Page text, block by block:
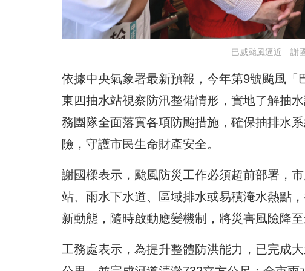
巴威颱風逼近 謝
依據中央氣象署最新預報，今年第9號颱風
東四抽水站視察防汛整備情形，實地了解抽
務團隊全面落實各項防颱措施，確保抽排水
險，守護市民生命財產安全。
謝國樑表示，颱風防災工作必須超前部署，
站、雨水下水道、區域排水或易積淹水熱點
新動態，隨時啟動應變機制，將災害風險降至
工務處表示，為提升整體防洪能力，已完成